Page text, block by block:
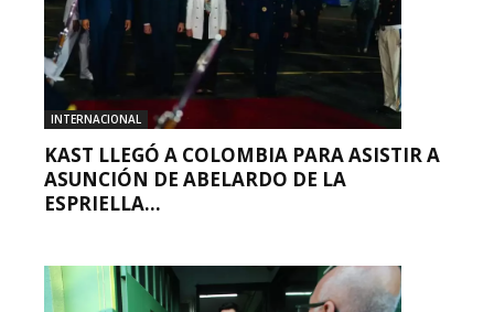
INTERNACIONAL
KAST LLEGÓ A COLOMBIA PARA ASISTIR A
ASUNCIÓN DE ABELARDO DE LA
ESPRIELLA...